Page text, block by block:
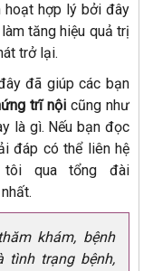
hoạt hợp lý bởi đây
tăng hiệu quả trị
trở lại.
đã giúp các bạn
trĩ nội cũng như
là gì. Nếu bạn đọc
đáp có thể liên hệ
tôi qua tổng đài
khám, bệnh
tình trạng bệnh,